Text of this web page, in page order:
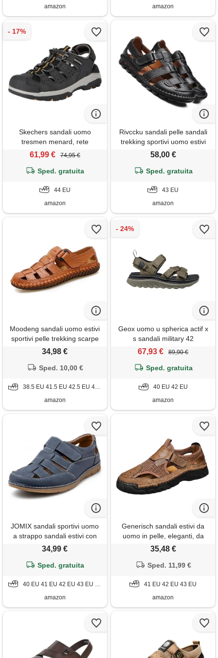
amazon amazon
Skechers sandali uomo
tresmen menard, rete
sintetica nera, 44 eu
61,99 € 74,95 €
Sped. gratuita
44 EU
amazon
Rivccku sandali pelle sandali
trekking sportivi uomo estivi
sandali punta chiusa da
pescatore
58,00 €
Sped. gratuita
43 EU
amazon
Moodeng sandali uomo estivi
sportivi pelle trekking scarpe
da spiaggia per all'aperto
34,98 €
Sped. 10,00 €
38.5 EU 41.5 EU 42.5 EU 44 EU 45.5 EU
amazon
Geox uomo u spherica actif x
s sandali military 42
67,93 € 89,90 €
Sped. gratuita
40 EU 42 EU
amazon
JOMIX sandali sportivi uomo
a strappo sandali estivi con
punta chiusa da trekking
su5800-3 navy, 44
34,99 €
Sped. gratuita
40 EU 41 EU 42 EU 43 EU 44 EU
amazon
Generisch sandali estivi da
uomo in pelle, eleganti, da
trekking, chiusi, sportivi,
da spiaggia, eleganti sandali
35,48 €
Sped. 11,99 €
41 EU 42 EU 43 EU
amazon